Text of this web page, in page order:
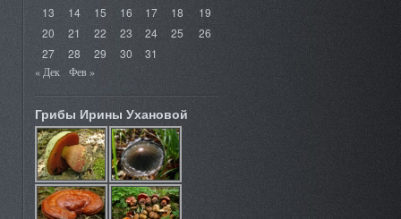
13
14 15 16 17 18
19
20
21 22 23 24 25
26
27
28 29 30 31
« Дек Фев »
Грибы Ирины Ухановой